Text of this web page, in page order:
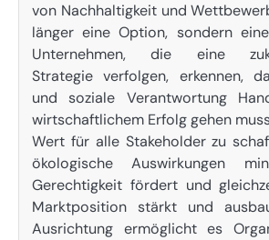
von Nachhaltigkeit und
länger eine Option, sondern
Unternehmen, die eine
Strategie verfolgen, erkennen,
und soziale Verantwortung
wirtschaftlichem Erfolg gehen
Wert für alle Stakeholder zu
ökologische Auswirkungen
Gerechtigkeit fördert und
Marktposition stärkt und
Ausrichtung ermöglicht es